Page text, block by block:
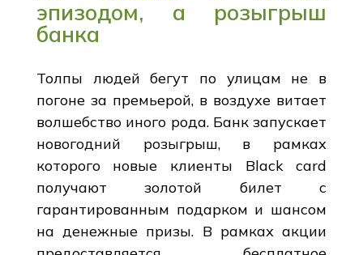
эпизодом, а розыгрыш
банка
Толпы людей бегут по улицам не в
погоне за премьерой, в воздухе витает
волшебство иного рода. Банк запускает
новогодний розыгрыш, в рамках
которого новые клиенты Black card
получают золотой билет с
гарантированным подарком и шансом
на денежные призы. В рамках акции